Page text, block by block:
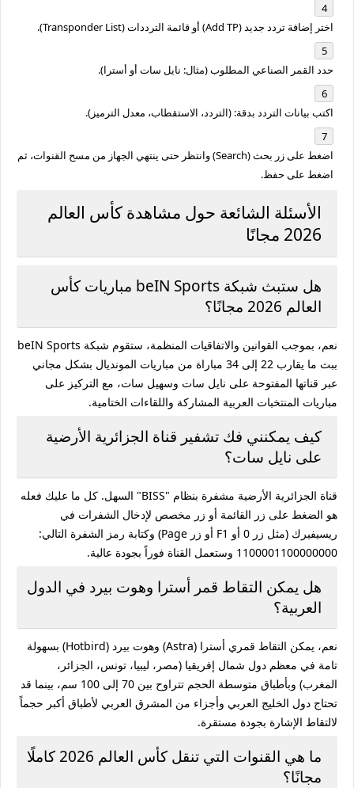
اختر إضافة تردد جديد (Add TP) أو قائمة الترددات (Transponder List) .
حدد القمر الصناعي المطلوب (مثال: نايل سات أو أسترا).
اكتب بيانات التردد بدقة: (التردد، الاستقطاب، معدل الترميز).
اضغط على زر بحث (Search)
وانتظر حتى ينتهي الجهاز من مسح القنوات، ثم
اضغط على حفظ.
الأسئلة الشائعة حول مشاهدة كأس العالم
2026 مجانًا
هل ستبث شبكة beIN Sports مباريات كأس
العالم 2026 مجانًا؟
نعم، بموجب القوانين والاتفاقيات المنظمة، ستقوم شبكة beIN Sports
ببث ما يقارب 22 إلى 34 مباراة من مباريات المونديال بشكل مجاني
عبر قناتها المفتوحة على نايل سات وسهيل سات، مع التركيز على
مباريات المنتخبات العربية المشاركة واللقاءات الختامية.
كيف يمكنني فك تشفير قناة الجزائرية الأرضية
على نايل سات؟
قناة الجزائرية الأرضية مشفرة بنظام "BISS" السهل. كل ما عليك فعله
هو الضغط على زر القائمة أو زر مخصص لإدخال الشفرات في
ريسيفيرك (مثل زر 0 أو F1 أو زر Page) وكتابة رمز الشفرة التالي:
1100001100000000 وستعمل القناة فوراً بجودة عالية.
هل يمكن التقاط قمر أسترا وهوت بيرد في الدول
العربية؟
نعم، يمكن التقاط قمري أسترا (Astra) وهوت بيرد (Hotbird) بسهولة
تامة في معظم دول شمال إفريقيا (مصر، ليبيا، تونس، الجزائر،
المغرب) وبأطباق متوسطة الحجم تتراوح بين 70 إلى 100 سم، بينما قد
تحتاج دول الخليج العربي وأجزاء من المشرق العربي لأطباق أكبر حجماً
لالتقاط الإشارة بجودة مستقرة.
ما هي القنوات التي تنقل كأس العالم 2026 كاملًا
مجانًا؟